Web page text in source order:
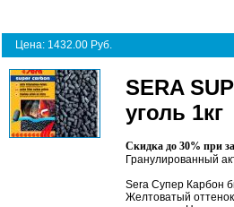
Цена: 1432.00 Руб.
SERA
уголь 1кг
Скидка до 30% при
Гранулированный
Sera Супер Карбон
Желтоватый оттенок